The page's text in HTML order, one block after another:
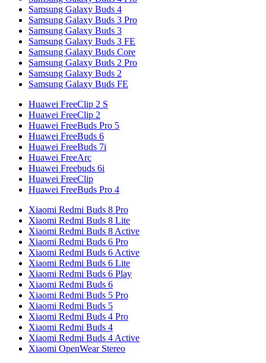
Samsung Galaxy Buds 4
Samsung Galaxy Buds 3 Pro
Samsung Galaxy Buds 3
Samsung Galaxy Buds 3 FE
Samsung Galaxy Buds Core
Samsung Galaxy Buds 2 Pro
Samsung Galaxy Buds 2
Samsung Galaxy Buds FE
Huawei FreeClip 2 S
Huawei FreeClip 2
Huawei FreeBuds Pro 5
Huawei FreeBuds 6
Huawei FreeBuds 7i
Huawei FreeArc
Huawei Freebuds 6i
Huawei FreeClip
Huawei FreeBuds Pro 4
Xiaomi Redmi Buds 8 Pro
Xiaomi Redmi Buds 8 Lite
Xiaomi Redmi Buds 8 Active
Xiaomi Redmi Buds 6 Pro
Xiaomi Redmi Buds 6 Active
Xiaomi Redmi Buds 6 Lite
Xiaomi Redmi Buds 6 Play
Xiaomi Redmi Buds 6
Xiaomi Redmi Buds 5 Pro
Xiaomi Redmi Buds 5
Xiaomi Redmi Buds 4 Pro
Xiaomi Redmi Buds 4
Xiaomi Redmi Buds 4 Active
Xiaomi OpenWear Stereo